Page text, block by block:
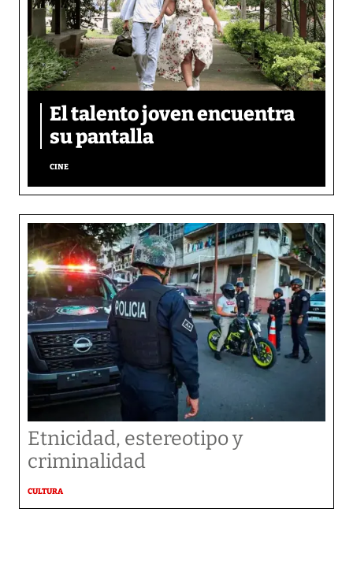
El talento joven encuentra
su pantalla​
CINE
Etnicidad, estereotipo y
criminalidad
CULTURA